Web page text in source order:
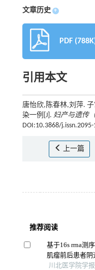
文章历史 +
PDF
引用本文
唐怡欣,陈春林,刘萍.
染一例[J]. 妇产与遗传
DOI:10.3868/
上一篇